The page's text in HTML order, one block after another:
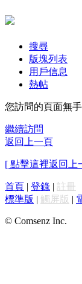
搜尋
版塊列表
用戶信息
熱帖
您訪問的頁面無
繼續訪問
返回上一頁
[ 點擊這裡返回上
首頁 | 登錄 | 註冊
標準版 | 觸屏版 |
© Comsenz Inc.